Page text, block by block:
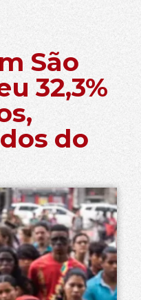
São
32,3%
do